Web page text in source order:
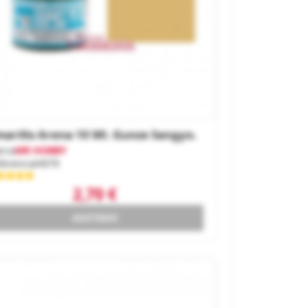
Arena 10 Ml. Gunze Sangyo.
MR HOBBY
H079
2,70 €